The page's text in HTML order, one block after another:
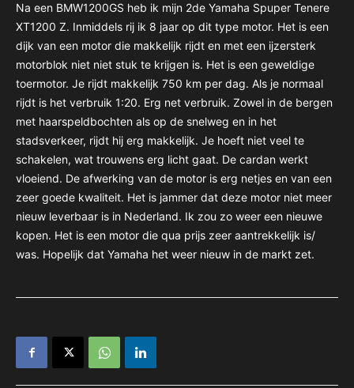
Na een BMW1200GS heb ik mijn 2de Yamaha Spuper Tenere
XT1200 Z. Inmiddels rij ik 8 jaar op dit type motor. Het is een
dijk van een motor die makkelijk rijdt en met een ijzersterk
motorblok niet niet stuk te krijgen is. Het is een geweldige
toermotor. Je rijdt makkelijk 750 km per dag. Als je normaal
rijdt is het verbruik 1:20. Erg net verbruik. Zowel in de bergen
met haarspeldbochten als op de snelweg en in het
stadsverkeer, rijdt hij erg makkelijk. Je hoeft niet veel te
schakelen, wat trouwens erg licht gaat. De cardan werkt
vloeiend. De afwerking van de motor is erg netjes en van een
zeer goede kwaliteit. Het is jammer dat deze motor niet meer
nieuw leverbaar is in Nederland. Ik zou zo weer een nieuwe
kopen. Het is een motor die qua prijs zeer aantrekkelijk is/
was. Hopelijk dat Yamaha het weer nieuw in de markt zet.